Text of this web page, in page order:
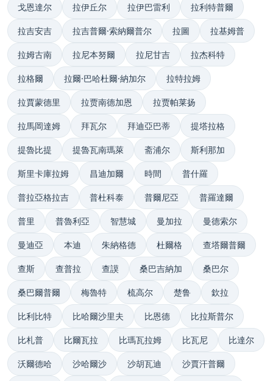
戈恩達尔 拉伊丘尔 拉伊巴雷利 拉利特普爾
拉吉安吉 拉吉普爾·索納爾普尔 拉圖 拉基姆普
拉姆古南 拉尼本努爾 拉尼甘吉 拉杰科特
拉格爾 拉爾·巴哈杜爾·納加尔 拉特拉姆
拉賈蒙德里 拉贾南德加恩 拉贾帕莱扬
拉馬岡達姆 拜瓦尔 拜迪亞巴蒂 提塔拉格
提魯比提 提魯瓦南瑪萊 斋浦尔 斯利那加
斯里卡庫拉姆 昌迪加爾 時間 普什羅
普拉亞格拉吉 普杜科泰 普爾尼亞 普羅達爾
普里 普魯利亞 智慧城 曼加拉 曼德索尔
曼迪亞 本迪 朱納格德 杜爾格 查塔爾普爾
查斯 查普拉 查謨 桑巴吉納加 桑巴尔
桑巴爾普爾 梅魯特 梳高尔 楚鲁 欽拉
比利比特 比哈爾沙里夫 比恩德 比拉斯普尔
比札普 比爾瓦拉 比瑪瓦拉姆 比瓦尼 比達尔
沃爾德哈 沙哈爾沙 沙胡瓦迪 沙賈汗普爾